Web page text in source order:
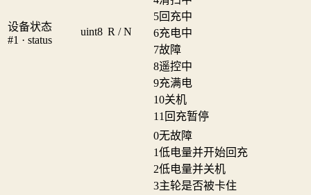
设备状态
#1 · status
uint8 R / N
5回充中
6充电中
7故障
8遥控中
9充满电
10关机
11 回充暂停
0无故障
1低电量并开始回充
2低电量并关机
3主轮是否被卡住